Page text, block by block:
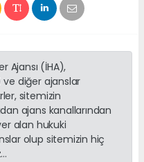
Ajansı (İHA),
ve diğer ajanslar
sitemizin
ajans kanallarından
alan hukuki
olup sitemizin hiç